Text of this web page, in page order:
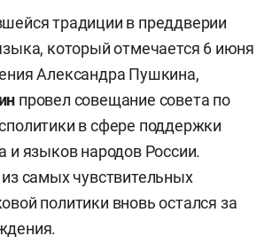
традиции в преддверии
который отмечается 6 июня
Александра Пушкина,
провел совещание совета по
в сфере поддержки
и языков народов России.
самых чувствительных
политики вновь остался за